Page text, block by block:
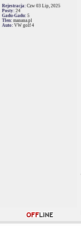
Rejestracja: Czw 03 Lip, 2025
Posty: 24
Gadu-Gadu: 5
Tlen: manana.pl
Auto: VW golf 4